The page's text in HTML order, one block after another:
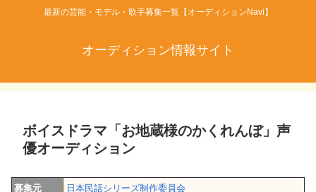
最新の芸能・モデル・歌手募集一覧【オーディションNavi】
オーディション情報サイト
ボイスドラマ「お地蔵様のかくれんぼ」声
優オーディション
募集元
日本民話シリーズ制作委員会